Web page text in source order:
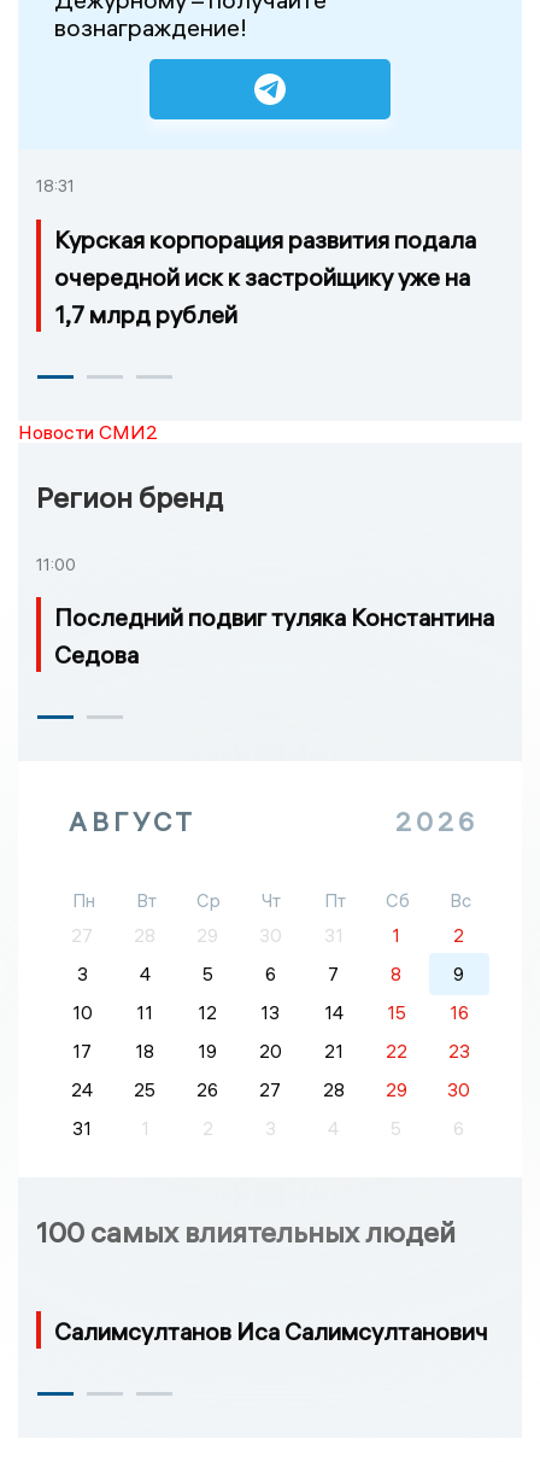
вознаграждение!
18:31
Курская корпорация развития подала
очередной иск к застройщику уже на
1,7 млрд рублей
Новости СМИ2
Регион бренд
11:00
Последний подвиг туляка Константина
Седова
АВГУСТ 2026
Пн Вт Ср Чт Пт Сб
Вс
27
28 29 30 31 1
2
3
4 5 6 7 8
9
10
11 12 13 14 15
16
17
18 19 20 21 22
23
24
25 26 27 28 29
30
31
1 2 3 4 5 6
100 самых влиятельных людей
Салимсултанов Иса Салимсултанович